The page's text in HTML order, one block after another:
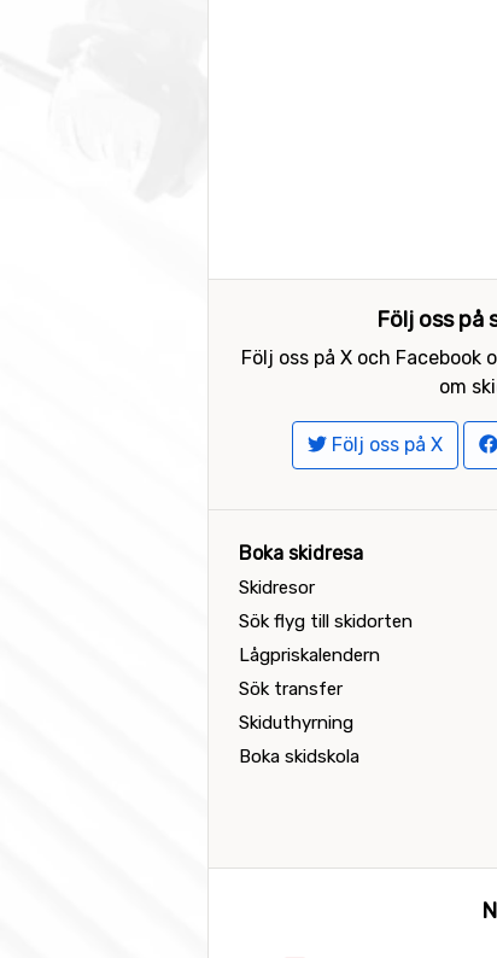
Följ oss på
Följ oss på X och
om
Följ oss på X
Boka skidresa
Skidresor
Sök flyg till skidorten
Lågpriskalendern
Sök transfer
Skiduthyrning
Boka skidskola